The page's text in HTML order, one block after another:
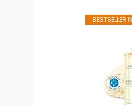
BESTSELLER